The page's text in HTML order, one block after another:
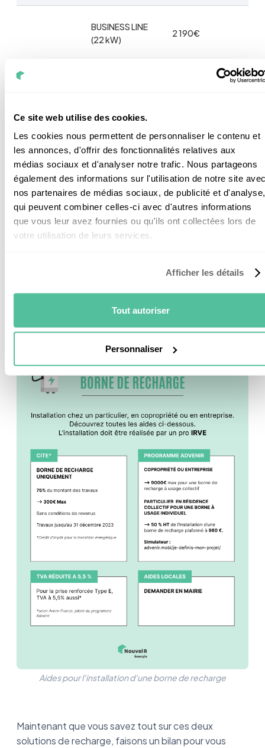
Ce site web utilise des cookies.
Les cookies nous permettent de personnaliser le contenu et
les annonces, d'offrir des fonctionnalités relatives aux
médias sociaux et d'analyser notre trafic. Nous partageons
également des informations sur l'utilisation de notre site
nos partenaires de médias sociaux, de publicité et d'analyse,
qui peuvent combiner celles-ci avec d'autres informations
que vous leur avez fournies ou qu'ils ont collectées lors de
votre utilisation de leurs services.
Afficher les détails
Tout autoriser
Personnaliser
BUSINESS LINE
(22 kW)
2 190€
EVLINK
WALLBOX (22
kW)
1 649€
Il faut aussi ajouter à ça le prix de l’installation.
Mais ne vous inquiétez pas, l’État propose des aides
Elles réduisent considérablement le montant à
Aides pour l'installation d'une borne de recharge
Maintenant que vous savez tout sur ces deux
solutions de recharge, faisons un bilan pour vous